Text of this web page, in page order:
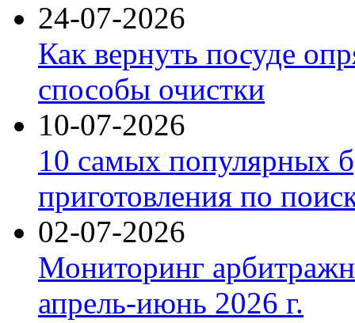
24-07-2026
Как вернуть посуде
способы очистки
10-07-2026
10 самых популярных
приготовления по
02-07-2026
Мониторинг
апрель-июнь 2026 г.